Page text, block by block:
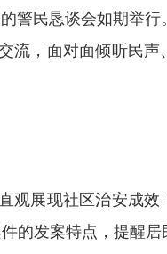
警民恳谈会如期举行
流，面对面倾听民声
展现社区治安成效
的发案特点，提醒